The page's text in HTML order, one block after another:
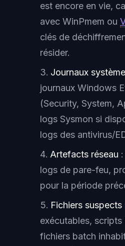
est encore en vie,
avec WinPmem ou
clés de
résider.
Journaux système
journaux Windows
(Security, System,
logs Sysmon si
logs des antivirus/
Artefacts réseau
logs de pare-feu,
pour la période
Fichiers suspects
exécutables, scripts
fichiers batch